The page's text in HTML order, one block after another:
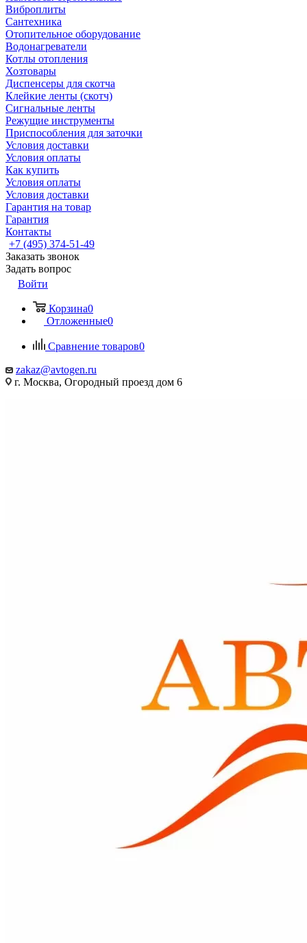
Виброплиты
Сантехника
Отопительное оборудование
Водонагреватели
Котлы отопления
Хозтовары
Диспенсеры для скотча
Клейкие ленты (скотч)
Сигнальные ленты
Режущие инструменты
Приспособления для заточки
Условия доставки
Условия оплаты
Как купить
Условия оплаты
Условия доставки
Гарантия на товар
Гарантия
Контакты
+7 (495) 374-51-49
Заказать звонок
Задать вопрос
Войти
Корзина0
Отложенные0
Сравнение товаров0
zakaz@avtogen.ru
г. Москва, Огородный проезд дом 6